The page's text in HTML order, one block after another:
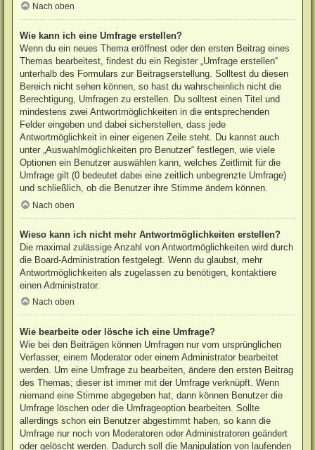
Nach oben
Wie kann ich eine Umfrage erstellen?
Wenn du ein neues Thema eröffnest oder den ersten Beitrag eines
Themas bearbeitest, findest du ein Register „Umfrage erstellen“
unterhalb des Formulars zur Beitragserstellung. Solltest du diesen
Bereich nicht sehen können, so hast du wahrscheinlich nicht die
Berechtigung, Umfragen zu erstellen. Du solltest einen Titel und
mindestens zwei Antwortmöglichkeiten in die entsprechenden
Felder eingeben und dabei sicherstellen, dass jede
Antwortmöglichkeit in einer eigenen Zeile steht. Du kannst auch
unter „Auswahlmöglichkeiten pro Benutzer“ festlegen, wie viele
Optionen ein Benutzer auswählen kann, welches Zeitlimit für die
Umfrage gilt (0 bedeutet dabei eine zeitlich unbegrenzte Umfrage)
und schließlich, ob die Benutzer ihre Stimme ändern können.
Nach oben
Wieso kann ich nicht mehr Antwortmöglichkeiten erstellen?
Die maximal zulässige Anzahl von Antwortmöglichkeiten wird durch
die Board-Administration festgelegt. Wenn du glaubst, mehr
Antwortmöglichkeiten als zugelassen zu benötigen, kontaktiere
einen Administrator.
Nach oben
Wie bearbeite oder lösche ich eine Umfrage?
Wie bei den Beiträgen können Umfragen nur vom ursprünglichen
Verfasser, einem Moderator oder einem Administrator bearbeitet
werden. Um eine Umfrage zu bearbeiten, ändere den ersten Beitrag
des Themas; dieser ist immer mit der Umfrage verknüpft. Wenn
niemand eine Stimme abgegeben hat, dann können Benutzer die
Umfrage löschen oder die Umfrageoption bearbeiten. Sollte
allerdings schon ein Benutzer abgestimmt haben, so kann die
Umfrage nur noch von Moderatoren oder Administratoren geändert
oder gelöscht werden. Dadurch soll die Manipulation von laufenden